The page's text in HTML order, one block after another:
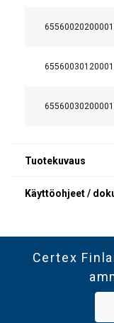
Certex